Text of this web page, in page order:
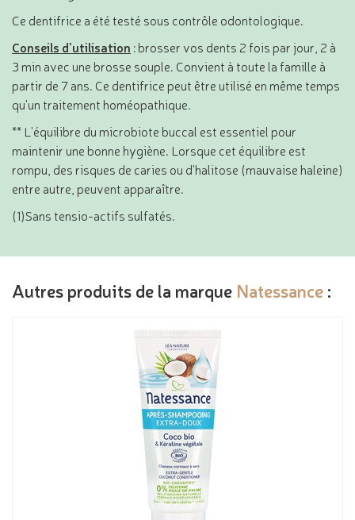
Ce dentifrice a été testé sous contrôle odontologique.
Conseils d'utilisation : brosser vos dents 2 fois par jour, 2 à
3 min avec une brosse souple. Convient à toute la famille à
partir de 7 ans. Ce dentifrice peut être utilisé en même temps
qu'un traitement homéopathique.
** L'équilibre du microbiote buccal est essentiel pour
maintenir une bonne hygiène. Lorsque cet équilibre est
rompu, des risques de caries ou d'halitose (mauvaise haleine)
entre autre, peuvent apparaître.
(1)Sans tensio-actifs sulfatés.
Autres produits de la marque Natessance :